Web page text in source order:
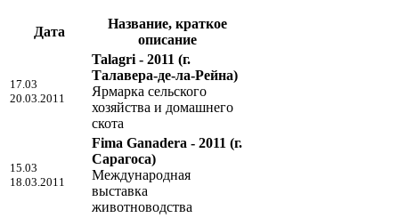
Дата
Название, краткое
описание
17.03
20.03.2011
Talagri - 2011 (г.
Талавера-де-ла-Рейна)
Ярмарка сельского
хозяйства и домашнего
скота
15.03
18.03.2011
Fima Ganadera - 2011 (г.
Сарагоса)
Международная
выставка
животноводства